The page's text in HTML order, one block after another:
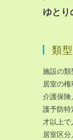
ゆとり
類
施設の類
居室の
介護保
護予防特
才以上
居室区